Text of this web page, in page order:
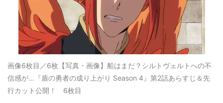
画像6枚目／6枚 【写真・画像】船はまだ？シルトヴェルトへの不
信感が…『盾の勇者の成り上がり Season 4』第2話あらすじ＆先
行カット公開！ 6枚目